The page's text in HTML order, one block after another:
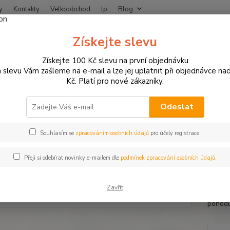
Kontakty Velkoobchod lp Blog
Hledat
Chrániče na moto Safe Max chránič páteře / zad
Max chránič páteře / zad pro
Získejte slevu
Získejte 100 Kč slevu na první objednávku
slevu Vám zašleme na e-mail a lze jej uplatnit při objednávce
Kč. Platí pro nové zákazníky.
Odeslat
Souhlasím se zpracováním osobních údajů pro účely registrace.
Přeji si odebírat novinky e-mailem dle podmínek zpracování osobních údajů.
Zavřít